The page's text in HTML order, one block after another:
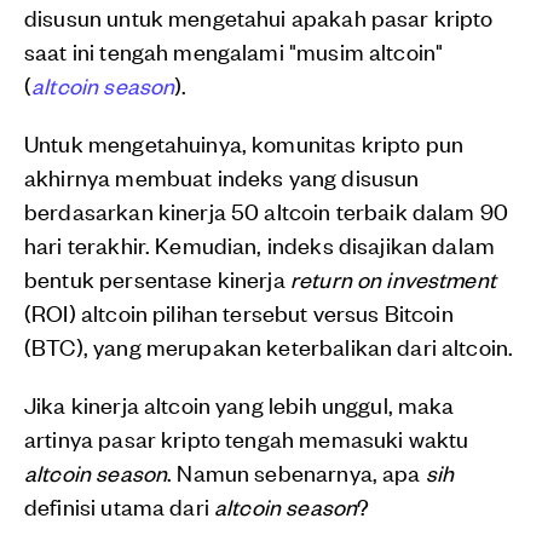
disusun untuk mengetahui apakah pasar kripto
saat ini tengah mengalami "musim altcoin"
(altcoin season).
Untuk mengetahuinya, komunitas kripto pun
akhirnya membuat indeks yang disusun
berdasarkan kinerja 50 altcoin terbaik dalam 90
hari terakhir. Kemudian, indeks disajikan dalam
bentuk persentase kinerja return on investment
(ROI) altcoin pilihan tersebut versus Bitcoin
(BTC), yang merupakan keterbalikan dari altcoin.
Jika kinerja altcoin yang lebih unggul, maka
artinya pasar kripto tengah memasuki waktu
altcoin season. Namun sebenarnya, apa sih
definisi utama dari altcoin season?